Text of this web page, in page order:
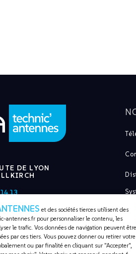
DE LYON
ANTENNES.FR
et des sociétés tierces utilisent des
antennes.fr pour personnaliser le contenu, les
le trafic. Vos données de navigation peuvent être
par ces tiers. Vous pouvez donner ou retirer votre
ou par finalité en cliquant sur "Accepter",